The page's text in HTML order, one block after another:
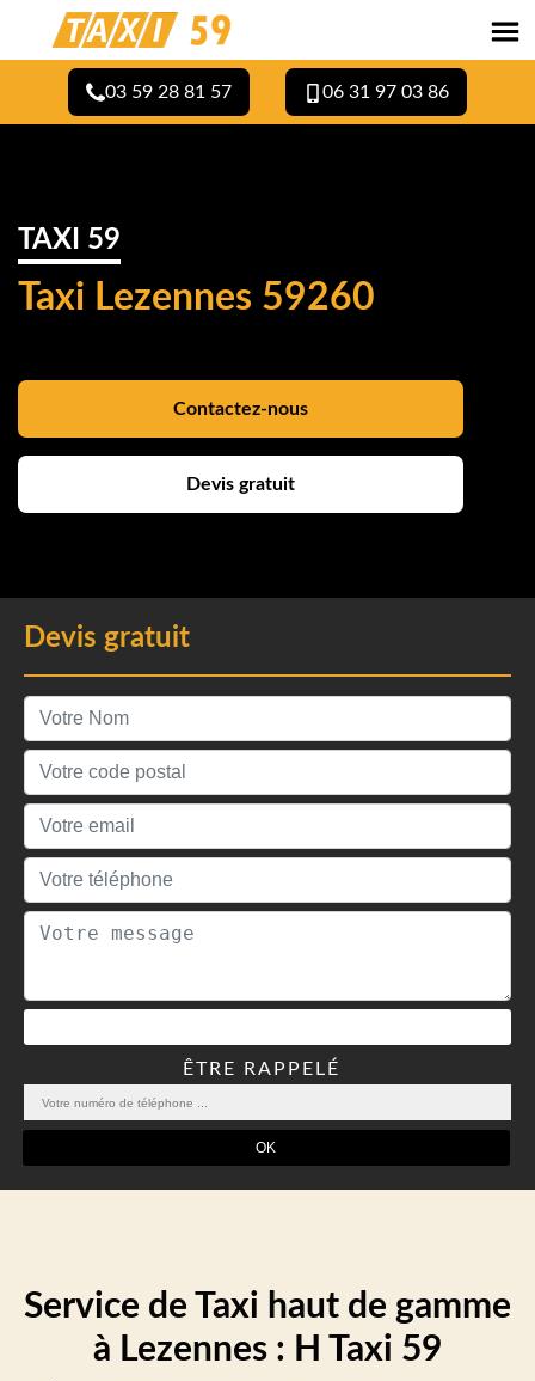
03 59 28 81 57 06 31 97 03 86
TAXI 59
Taxi Lezennes 59260
Contactez-nous
Devis gratuit
Devis gratuit
ÊTRE RAPPELÉ
Service de Taxi haut de gamme
à Lezennes : H Taxi 59